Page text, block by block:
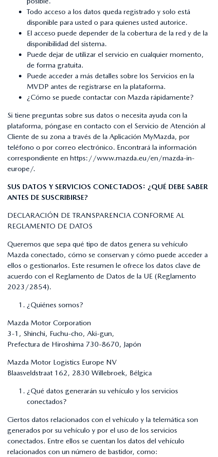
Todo acceso a los datos queda registrado y solo está
disponible para usted o para quienes usted autorice.
El acceso puede depender de la cobertura de la red y de la
disponibilidad del sistema.
Puede dejar de utilizar el servicio en cualquier momento,
de forma gratuita.
Puede acceder a más detalles sobre los Servicios en la
MVDP antes de registrarse en la plataforma.
¿Cómo se puede contactar con Mazda rápidamente?
Si tiene preguntas sobre sus datos o necesita ayuda con la
plataforma, póngase en contacto con el Servicio de Atención al
Cliente de su zona a través de la Aplicación MyMazda, por
teléfono o por correo electrónico. Encontrará la información
correspondiente en https://www.mazda.eu/en/mazda-in-
europe/.
SUS DATOS Y SERVICIOS CONECTADOS: ¿QUÉ DEBE SABER
ANTES DE SUSCRIBIRSE?
DECLARACIÓN DE TRANSPARENCIA CONFORME AL
REGLAMENTO DE DATOS
Queremos que sepa qué tipo de datos genera su vehículo
Mazda conectado, cómo se conservan y cómo puede acceder a
ellos o gestionarlos. Este resumen le ofrece los datos clave de
acuerdo con el Reglamento de Datos de la UE (Reglamento
2023/2854).
¿Quiénes somos?
Mazda Motor Corporation
3-1, Shinchi, Fuchu-cho, Aki-gun,
Prefectura de Hiroshima 730-8670, Japón
Mazda Motor Logistics Europe NV
Blaasveldstraat 162, 2830 Willebroek, Bélgica
¿Qué datos generarán su vehículo y los servicios
conectados?
Ciertos datos relacionados con el vehículo y la telemática son
generados por su vehículo y por el uso de los servicios
conectados. Entre ellos se cuentan los datos del vehículo
relacionados con un número de bastidor, como: